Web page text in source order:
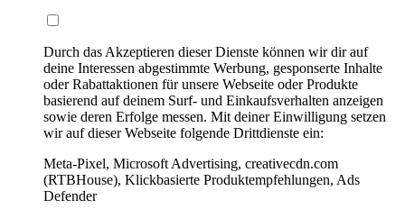
Durch das Akzeptieren dieser Dienste können wir dir auf
deine Interessen abgestimmte Werbung, gesponserte Inhalte
oder Rabattaktionen für unsere Webseite oder Produkte
basierend auf deinem Surf- und Einkaufsverhalten anzeigen
sowie deren Erfolge messen. Mit deiner Einwilligung setzen
wir auf dieser Webseite folgende Drittdienste ein:
Meta-Pixel, Microsoft Advertising, creativecdn.com
(RTBHouse), Klickbasierte Produktempfehlungen, Ads
Defender